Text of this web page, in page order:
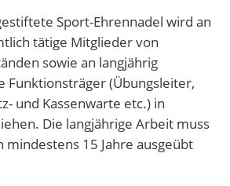
Sport-Ehrennadel wird an
tätige Mitglieder von
sowie an langjährig
Funktionsträger (Übungsleiter,
und Kassenwarte etc.) in
Die langjährige Arbeit muss
mindestens 15 Jahre ausgeübt